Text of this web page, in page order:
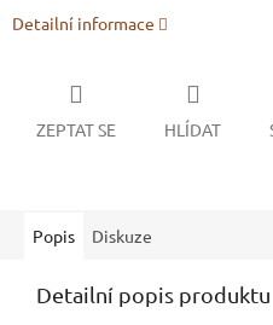
Detailní informace
ZEPTAT SE HLÍDAT
Popis Diskuze
Detailní popis produktu